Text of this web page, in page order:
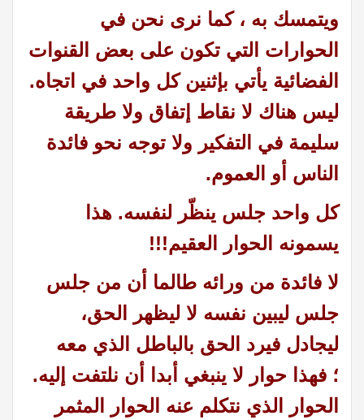
ويتمسك به ، كما نرى نحن في
الحوارات التي تكون على بعض القنوات
الفضائية يأتي بإثنين كل واحد في اتجاه.
ليس هناك لا نقاط إتفاق ولا طريقة
سليمة في التفكير ولا توجه نحو فائدة
الناس أو العموم.
كل واحد جلس ينظّر لنفسه. هذا
يسمونه الحوار العقيم!!!
لا فائدة من ورائه طالما أن من جلس
جلس ليبين نفسه لا ليظهر الحق،
ليجادل فيرد الحق بالباطل الذي معه
؛ فهذا حوار لا ينبغي أبدا أن نلتفت إليه.
الحوار الذي نتكلم عنه الحوار المثمر